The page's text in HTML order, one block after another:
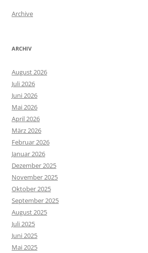
Archive
ARCHIV
August 2026
Juli 2026
Juni 2026
Mai 2026
April 2026
März 2026
Februar 2026
Januar 2026
Dezember 2025
November 2025
Oktober 2025
September 2025
August 2025
Juli 2025
Juni 2025
Mai 2025